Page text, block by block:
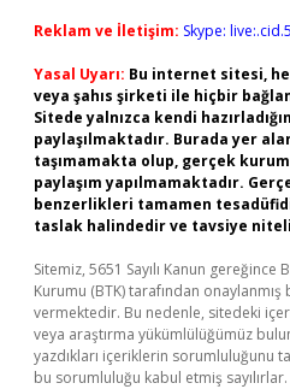
Reklam ve İletişim: Skype:
Yasal Uyarı: Bu internet sitesi,
veya şahıs şirketi ile hiçbir
Sitede yalnızca kendi
paylaşılmaktadır. Burada yer
taşımamakta olup, gerçek
paylaşım yapılmamaktadır.
benzerlikleri tamamen
taslak halindedir ve tavsiye
Sitemiz, 5651 Sayılı Kanun
Kurumu (BTK) tarafından onaylanmış
vermektedir. Bu nedenle, sitedeki
veya araştırma yükümlülüğümüz
yazdıkları içeriklerin sorumluluğunu
bu sorumluluğu kabul etmiş sayılırlar.